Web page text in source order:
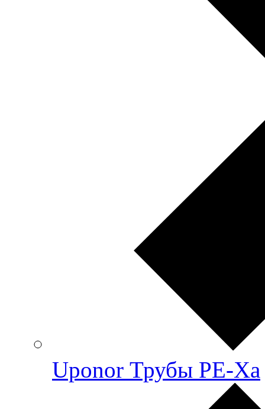
Uponor Трубы PE-Xa